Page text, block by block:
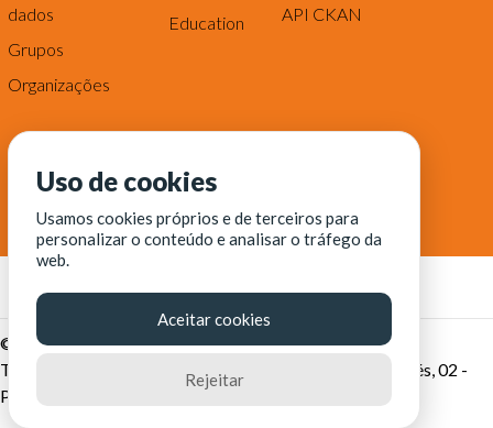
dados
Grupos
Organizações
Education
API CKAN
© Fortaleza Digital || CITINOVA - Fundação de Ciência,
Tecnologia e Inovação de Fortaleza - Rua dos Tremembés, 02 -
Praia de Iracema - Fortaleza-CE
Uso de cookies
Usamos cookies próprios e de terceiros para
personalizar o conteúdo e analisar o tráfego da
web.
Aceitar cookies
Rejeitar